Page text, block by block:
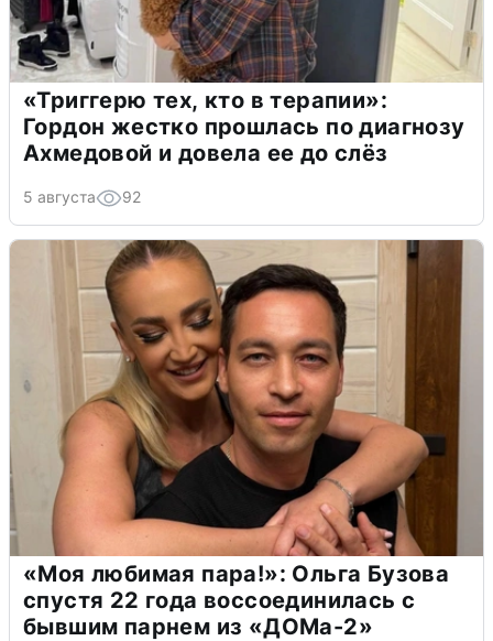
«Триггерю тех, кто в терапии»:
Гордон жестко прошлась по диагнозу
Ахмедовой и довела ее до слёз
5 августа 92
«Моя любимая пара!»: Ольга Бузова
спустя 22 года воссоединилась с
бывшим парнем из «ДОМа-2»